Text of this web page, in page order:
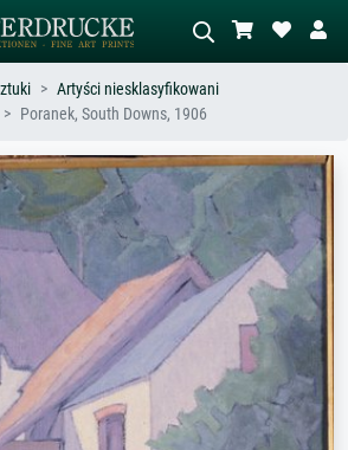
stylu – np.
akt.
Opisz scenę – np. zielona łąka,
abstrakcja z czerwienią, ciemny olej,
stojący akt obok drzewa.
Artyści niesklasyfikowani
Poranek, South Downs, 1906